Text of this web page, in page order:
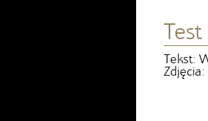
Test
Tekst:
Zdjęcia: